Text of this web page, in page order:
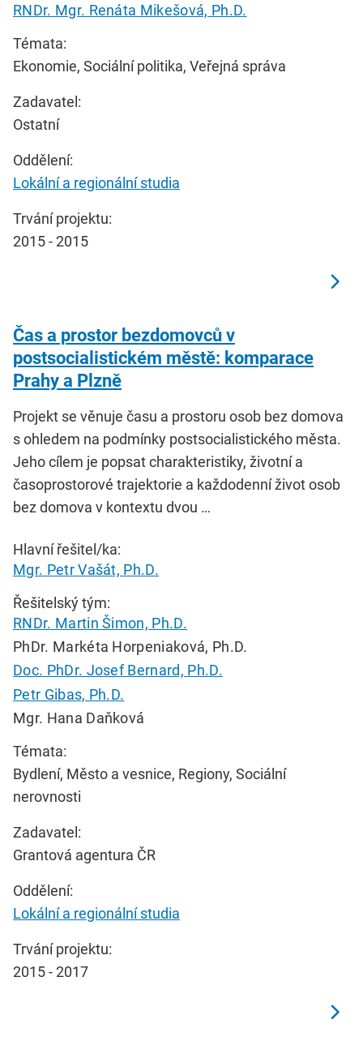
RNDr. Mgr. Renáta Mikešová, Ph.D.
Témata:
Ekonomie, Sociální politika, Veřejná správa
Zadavatel:
Ostatní
Oddělení:
Lokální a regionální studia
Trvání projektu:
2015 - 2015
Čas a prostor bezdomovců v
postsocialistickém městě: komparace
Prahy a Plzně
Projekt se věnuje času a prostoru osob bez domova
s ohledem na podmínky postsocialistického města.
Jeho cílem je popsat charakteristiky, životní a
časoprostorové trajektorie a každodenní život osob
bez domova v kontextu dvou …
Hlavní řešitel/ka:
Mgr. Petr Vašát, Ph.D.
Řešitelský tým:
RNDr. Martin Šimon, Ph.D.
PhDr. Markéta Horpeniaková, Ph.D.
Doc. PhDr. Josef Bernard, Ph.D.
Petr Gibas, Ph.D.
Mgr. Hana Daňková
Témata:
Bydlení, Město a vesnice, Regiony, Sociální
nerovnosti
Zadavatel:
Grantová agentura ČR
Oddělení:
Lokální a regionální studia
Trvání projektu:
2015 - 2017